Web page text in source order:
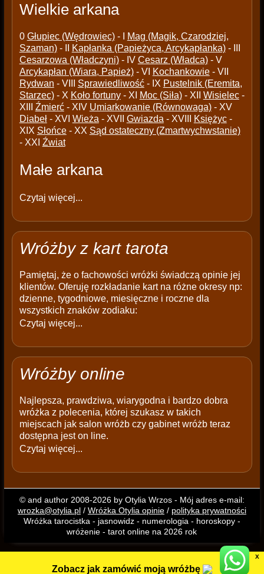
Wielkie arkana
0 Głupiec (Wędrowiec)- I
Mag (Magik, Czarodziej,
Szaman)- II Kapłanka (Papieżyca, Arcykapłanka)- III
Cesarzowa (Władczyni)- IV Cesarz (Władca)- V
Arcykapłan (Wiara, Papież)- VI Kochankowie- VII
Rydwan - VIII Sprawiedliwość- IX Pustelnik (Eremita,
Starzec)- X Koło fortuny- XI Moc (Siła)- XII Wisielec-
XIII Źmierć- XIV Umiarkowanie (Równowaga)- XV
Diabeł- XVI Wieża - XVII Gwiazda - XVIII Księżyc-
XIX Słońce- XX Sąd ostateczny (Zmartwychwstanie)
- XXI Źwiat
Małe arkana
Czytaj więcej...
Wróżby z kart tarota
Pamiętaj, że o fachowości wróżki świadczą opinie jej
klientów. Oferuję rozkładanie kart na różne okresy np:
dzienne, tygodniowe, miesięczne i roczne dla
wszystkich znaków zodiaku:
Czytaj więcej...
Wróżby online
Najlepsza, prawdziwa, wiarygodna i bardzo dobra
wróżka z polecenia, której szukasz w takich
miejscach jak salon wróżb czy gabinet wróżb teraz
dostępna jest on line.
Czytaj więcej...
© and author 2008-2026 by Otylia Wrzos - Mój adres e-mail:
wrozka@otylia.pl/ Wróżka Otylia opinie/ polityka prywatności
Wróżka tarocistka - jasnowidz - numerologia - horoskopy -
wróżenie - tarot online na 2026 rok
X
Zobacz jak zamówić moją wróżbę